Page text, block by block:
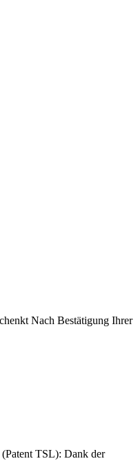
Nach Bestätigung Ihrer
TSL): Dank der